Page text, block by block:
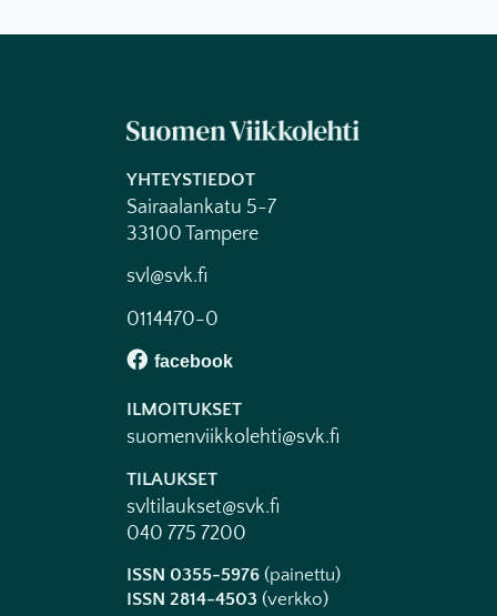
YHTEYSTIEDOT
Sairaalankatu 5-7
33100 Tampere
svl@svk.fi
0114470-0
ILMOITUKSET
suomenviikkolehti@svk.fi
TILAUKSET
svltilaukset@svk.fi
040 775 7200
ISSN 0355-5976 (painettu)
ISSN 2814-4503 (verkko)